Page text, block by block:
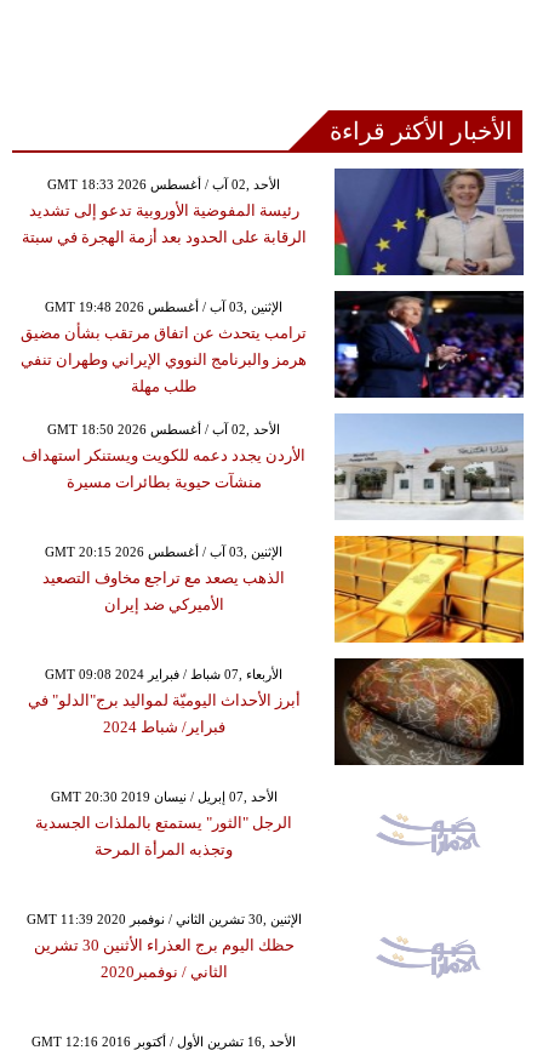
الأخبار الأكثر قراءة
GMT 18:33 2026 الأحد ,02 آب / أغسطس
رئيسة المفوضية الأوروبية تدعو إلى تشديد
الرقابة على الحدود بعد أزمة الهجرة في سبتة
GMT 19:48 2026 الإثنين ,03 آب / أغسطس
ترامب يتحدث عن اتفاق مرتقب بشأن مضيق
هرمز والبرنامج النووي الإيراني وطهران تنفي
طلب مهلة
GMT 18:50 2026 الأحد ,02 آب / أغسطس
الأردن يجدد دعمه للكويت ويستنكر استهداف
منشآت حيوية بطائرات مسيرة
GMT 20:15 2026 الإثنين ,03 آب / أغسطس
الذهب يصعد مع تراجع مخاوف التصعيد
الأميركي ضد إيران
GMT 09:08 2024 الأربعاء ,07 شباط / فبراير
أبرز الأحداث اليوميّة لمواليد برج"الدلو" في
فبراير/ شباط 2024
GMT 20:30 2019 الأحد ,07 إبريل / نيسان
الرجل "الثور" يستمتع بالملذات الجسدية
وتجذبه المرأة المرحة
GMT 11:39 2020 الإثنين ,30 تشرين الثاني / نوفمبر
حظك اليوم برج العذراء الأثنين 30 تشرين
الثاني / نوفمبر2020
GMT 12:16 2016 الأحد ,16 تشرين الأول / أكتوبر